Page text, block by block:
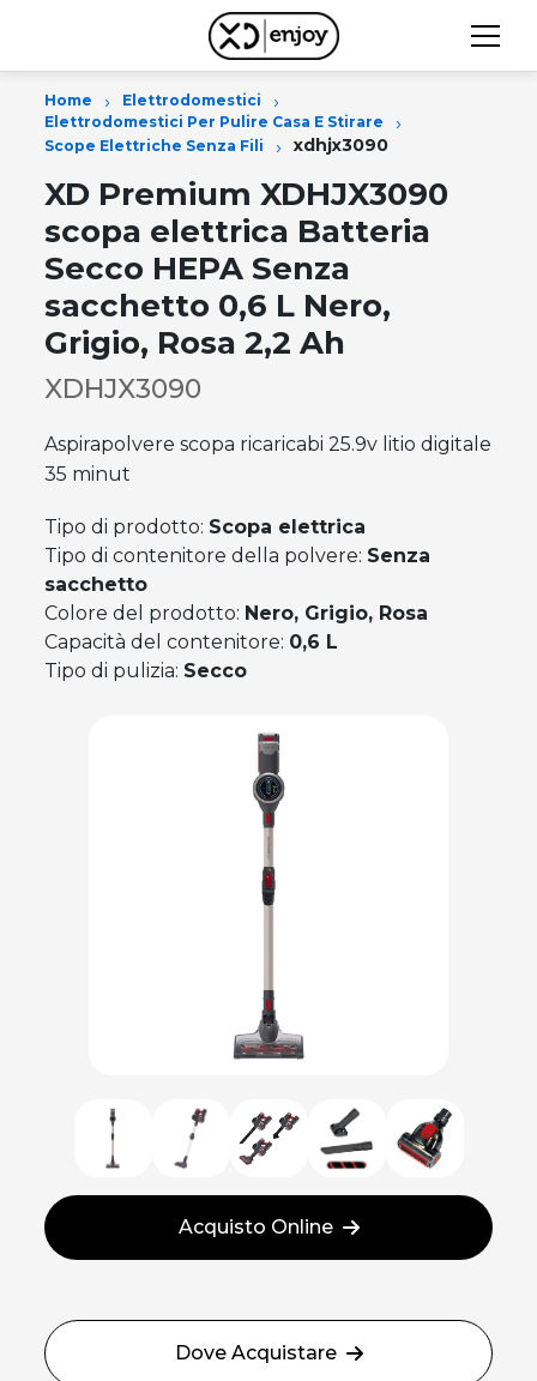
Home › Elettrodomestici ›
Elettrodomestici Per Pulire Casa E Stirare ›
Scope Elettriche Senza Fili › xdhjx3090
XD Premium XDHJX3090
scopa elettrica Batteria
Secco HEPA Senza
sacchetto 0,6 L Nero,
Grigio, Rosa 2,2 Ah
XDHJX3090
Aspirapolvere scopa ricaricabi 25.9v litio digitale
35 minut
Tipo di prodotto: Scopa elettrica
Tipo di contenitore della polvere: Senza
sacchetto
Colore del prodotto: Nero, Grigio, Rosa
Capacità del contenitore: 0,6 L
Tipo di pulizia: Secco
Acquisto Online
Dove Acquistare